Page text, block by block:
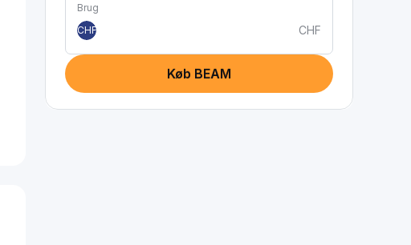
Brug
CHF
CHF
Køb BEAM